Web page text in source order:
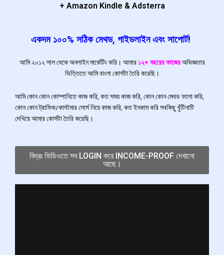
+ Amazon Kindle & Adsterra
একদম ১০০% সঠিক মেথড, গাইডলাইন এবং সাপোর্ট!
আমি ২০১২ সাল থেকে অনলাইন মার্কেটিং করি। আমার ১২+ বছরের কাজেরঅভিজ্ঞতার
ভিত্তিতে আমি বাংলা কোর্সটা তৈরি করেছি।
আমি কোন কোন কোম্পানিতে কাজ করি, কত সময় কাজ করি, কোন কোন মেথড ফলো করি,
কোন কোন ট্রাফিক/কাস্টমার সোর্স নিয়ে কাজ করি, কত ইনকাম করি সবকিছু খুঁটিনাটি
দেখিয়ে আমার কোর্সটা তৈরি করেছি।
বিদ্রঃ ভিডিওতে সব LOGIN করে INCOME-PROOF দেখানো
আছে।